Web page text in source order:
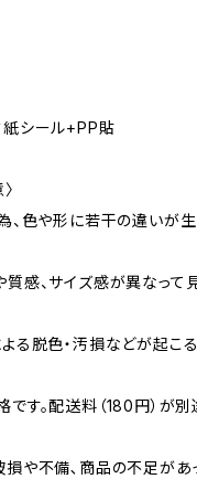
シール+PP貼
為、色や形に若干の違いが
質感、サイズ感が異なって
る脱色・汚損などが起こ
です。配送料（180円）が
損や不備､商品の不足があ